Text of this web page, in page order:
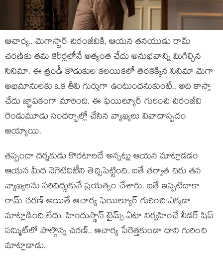
ఆచార్య‌.. మెగాస్టార్ చిరంజీవికి, ఆయ‌న త‌న‌యుడు రామ్
చ‌ర‌ణ్‌కు త‌మ కెరీర్ల‌లోనే అత్యంత చేదు అనుభ‌వాన్ని మిగిల్చిన
సినిమా. ఈ త్రండీ కొడుకుల క‌ల‌యిక‌లో తెర‌కెక్కిన సినిమా మెగా
అభిమానుల‌కు ఒక తీపి గుర్తుగా ఉంటుంద‌నుకుంటే.. అది కాస్తా
చేదు జ్ఞాప‌కంగా మారింది. ఈ ఫెయిల్యూర్ గురించి చిరంజీవి
రెండుమూడు సంద‌ర్భాల్లో చేసిన వ్యాఖ్య‌లు వివాదాస్ప‌దం
అయ్యాయి.
త‌ప్పందా ద‌ర్శ‌కుడు కొర‌టాల‌దే అన్న‌ట్లు ఆయ‌న మాట్లాడ‌డం
ఆయ‌న మీద నెగెటివిటీని తెచ్చిపెట్టింది. ఐతే త‌ర్వాత చిరు త‌న
వ్యాఖ్య‌ల‌ను స‌రిదిద్దుకునే ప్ర‌య‌త్నం చేశారు. ఐతే ఇప్ప‌టిదాకా
రామ్ చ‌ర‌ణ్ అయితే ఆచార్య ఫెయిల్యూర్ గురించి ఎక్క‌డా
మాట్లాడింది లేదు. హిందుస్థాన్ టైమ్స్ ఏటా నిర్వ‌హించే లీడ‌ర్ షిప్
స‌మ్మిట్‌లో పాల్గొన్న చ‌ర‌ణ్.. ఆచార్య పేరెత్త‌కుండా దాని గురించి
మాట్లాడాడు.